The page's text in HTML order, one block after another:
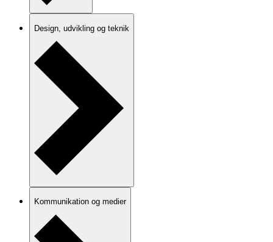
Design, udvikling og teknik
Kommunikation og medier